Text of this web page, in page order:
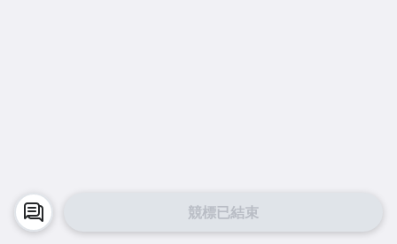
競標已結束